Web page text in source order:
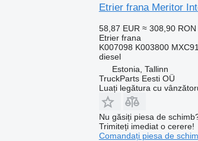
Etrier frana Meritor
58,87 EUR ≈ 308,90 RON
Etrier frana
K007098 K003800
diesel
Estonia, Tallinn
TruckParts Eesti OÜ
Luați legătura cu
Nu găsiți piesa de
Trimiteți imediat o cerere!
Comandați piesa de